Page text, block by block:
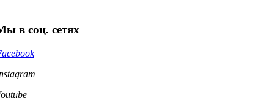
в соц. сетях